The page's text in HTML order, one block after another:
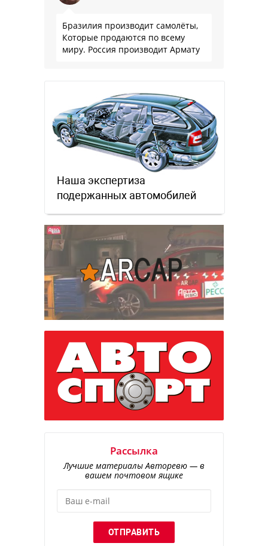
Бразилия производит самолёты,
Которые продаются по всему
миру. Россия производит Армату
Наша экспертиза
подержанных автомобилей
Рассылка
Лучшие материалы Авторевю — в
вашем почтовом ящике